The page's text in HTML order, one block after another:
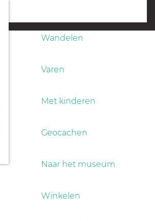
Wandelen
Varen
Met kinderen
Geocachen
Naar het museum
Winkelen